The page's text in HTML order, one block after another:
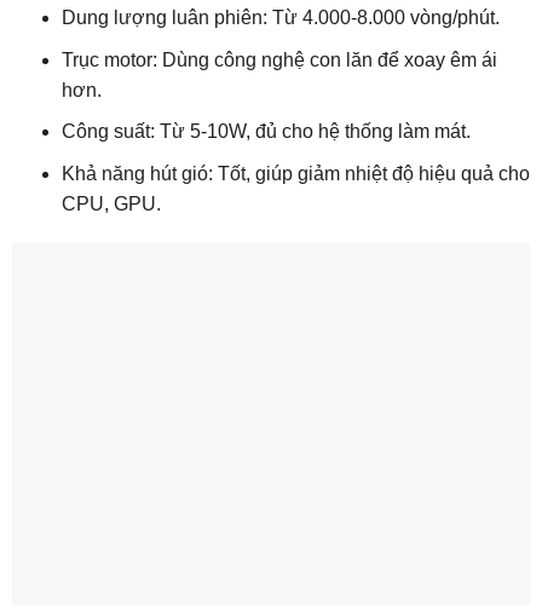
Dung lượng luân phiên: Từ 4.000-8.000 vòng/phút.
Trục motor: Dùng công nghệ con lăn để xoay êm ái
hơn.
Công suất: Từ 5-10W, đủ cho hệ thống làm mát.
Khả năng hút gió: Tốt, giúp giảm nhiệt độ hiệu quả cho
CPU, GPU.